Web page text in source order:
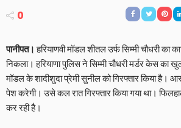
0
पानीपत। हरियाणवी मॉडल शीतल उर्फ सिम्मी चौधरी का
निकला। हरियाणा पुलिस ने सिम्मी चौधरी मर्डर केस का
मॉडल के शादीशुदा प्रेमी सुनील को गिरफ्तार किया है।
पेश करेगी। उसे कल रात गिरफ्तार किया गया था।
कर रही है।